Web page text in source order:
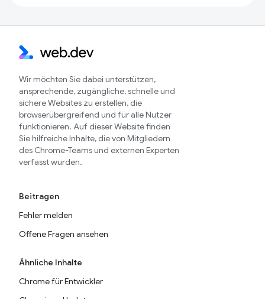
Wir möchten Sie dabei unterstützen,
ansprechende, zugängliche, schnelle und
sichere Websites zu erstellen, die
browserübergreifend und für alle Nutzer
funktionieren. Auf dieser Website finden
Sie hilfreiche Inhalte, die von Mitgliedern
des Chrome-Teams und externen Experten
verfasst wurden.
Beitragen
Fehler melden
Offene Fragen ansehen
Ähnliche Inhalte
Chrome für Entwickler